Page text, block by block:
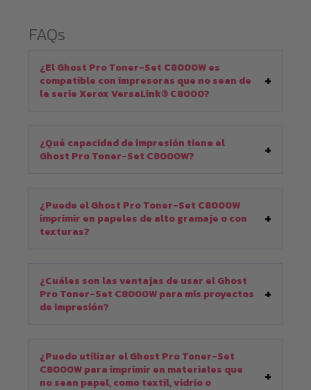
FAQs
¿El Ghost Pro Toner-Set C8000W es
compatible con impresoras que no sean de
la serie Xerox VersaLink® C8000?
¿Qué capacidad de impresión tiene el
Ghost Pro Toner-Set C8000W?
¿Puede el Ghost Pro Toner-Set C8000W
imprimir en papeles de alto gramaje o con
texturas?
¿Cuáles son las ventajas de usar el Ghost
Pro Toner-Set C8000W para mis proyectos
de impresión?
¿Puedo utilizar el Ghost Pro Toner-Set
C8000W para imprimir en materiales que
no sean papel, como textil, vidrio o